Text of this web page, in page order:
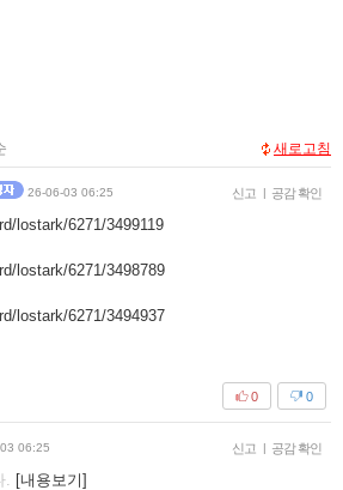
새로고침
26-06-03 06:25 신고 | 공감 확인
lostark/6271/3499119
lostark/6271/3498789
lostark/6271/3494937
0
0
06:25 신고 | 공감 확인
. [내용보기]